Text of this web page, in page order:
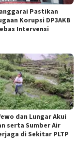
Pastikan
Korupsi DP3AKB
Intervensi
dan Lungar Akui
serta Sumber Air
di Sekitar PLTP